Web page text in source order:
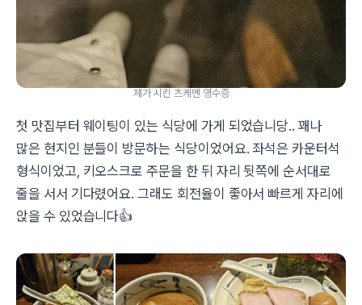
제가 시킨 츠케멘 영수증
첫 맛집부터 웨이팅이 있는 식당에 가게 되었습니당.. 꽤나
많은 현지인 분들이 방문하는 식당이었어요. 좌석은 카운터석
형식이었고, 키오스크로 주문을 한 뒤 자리 뒷쪽에 순서대로
줄을 서서 기다렸어요. 그래도 회전율이 좋아서 빠르게 자리에
앉을 수 있었습니다👍